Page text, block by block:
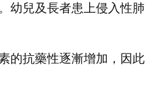
幼兒及長者患上侵入性肺
的抗藥性逐漸增加，因此